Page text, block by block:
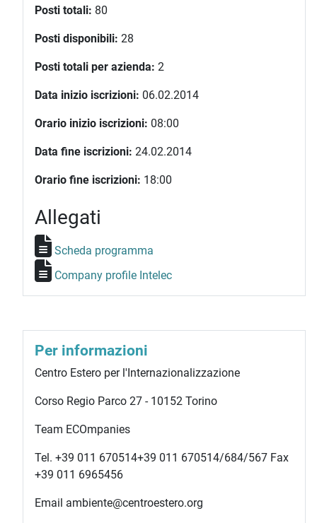
Posti totali: 80
Posti disponibili: 28
Posti totali per azienda: 2
Data inizio iscrizioni: 06.02.2014
Orario inizio iscrizioni: 08:00
Data fine iscrizioni: 24.02.2014
Orario fine iscrizioni: 18:00
Allegati
Scheda programma
Company profile Intelec
Per informazioni
Centro Estero per l'Internazionalizzazione
Corso Regio Parco 27 - 10152 Torino
Team ECOmpanies
Tel. +39 011 670514+39 011 670514/684/567 Fax
+39 011 6965456
Email ambiente@centroestero.org